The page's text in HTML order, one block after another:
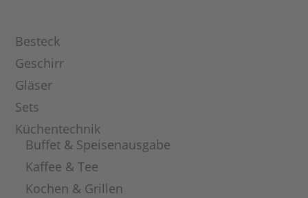
Besteck
Geschirr
Gläser
Sets
Küchentechnik
Buffet & Speisenausgabe
Kaffee & Tee
Kochen & Grillen